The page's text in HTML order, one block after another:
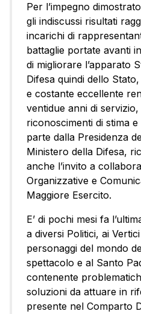
Per l’impegno
gli indiscussi risultati
incarichi di
battaglie portate avanti
di migliorare l’apparato
Difesa quindi dello
e costante eccellente
ventidue anni di
riconoscimenti di stima
parte dalla Presidenza
Ministero della Difesa,
anche l’invito a
Organizzative e
Maggiore Esercito.
E’ di pochi mesi fa
a diversi Politici, ai
personaggi del mondo
spettacolo e al Santo
contenente
soluzioni da attuare in
presente nel Comparto